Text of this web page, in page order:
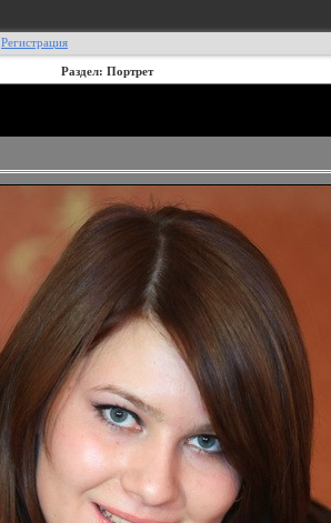
Регистрация
Раздел: Портрет